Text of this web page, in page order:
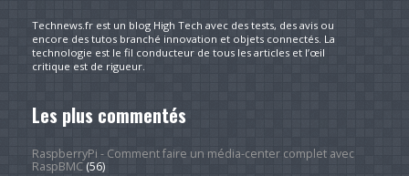
Technews.fr est un blog High Tech avec des tests, des avis ou
encore des tutos branché innovation et objets connectés. La
technologie est le fil conducteur de tous les articles et l’œil
critique est de rigueur.
Les plus commentés
RaspberryPi - Comment faire un média-center complet avec
RaspBMC(56)